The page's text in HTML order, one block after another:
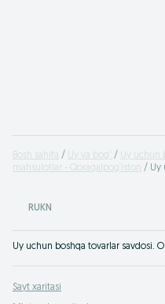
Bosh sahifa Uy va bog' Uy uchun
mahsulotlar - Qoraqalpog‘iston
Uy
RUKN
Sayt xaritasi